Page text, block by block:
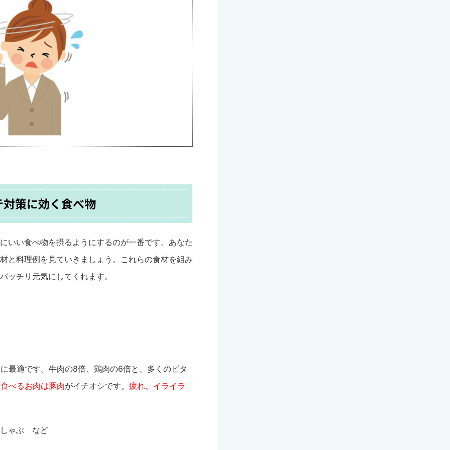
策に効く食べ物
いい食べ物を摂るようにするのが一番です。あなた
と料理例を見ていきましょう。これらの食材を組み
ッチリ元気にしてくれます。
最適です。牛肉の8倍、鶏肉の6倍と、多くのビタ
べるお肉は豚肉がイチオシです。 疲れ、イライラ
しゃぶ など